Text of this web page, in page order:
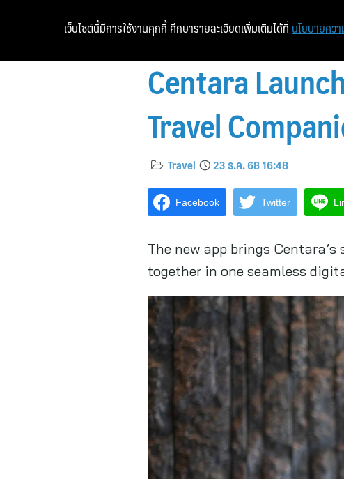
Centara
Travel
Travel 23 ธ.ค. 68 16:48
Facebook Twitter
The new app brings
together in one seamless
เว็บไซต์นี้มีการใช้งานคุกกี้ ศึกษารายละเอียดเพิ่มเติมได้ที่ นโยบายคว